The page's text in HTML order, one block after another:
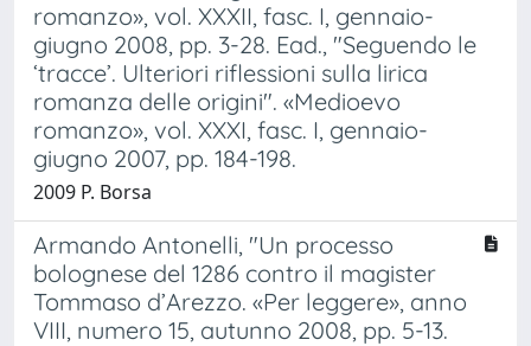
romanzo», vol. XXXII, fasc. I, gennaio-
giugno 2008, pp. 3-28. Ead., "Seguendo le
‘tracce’. Ulteriori riflessioni sulla lirica
romanza delle origini". «Medioevo
romanzo», vol. XXXI, fasc. I, gennaio-
giugno 2007, pp. 184-198.
2009 P. Borsa
Armando Antonelli, "Un processo
bolognese del 1286 contro il magister
Tommaso d’Arezzo. «Per leggere», anno
VIII, numero 15, autunno 2008, pp. 5-13.